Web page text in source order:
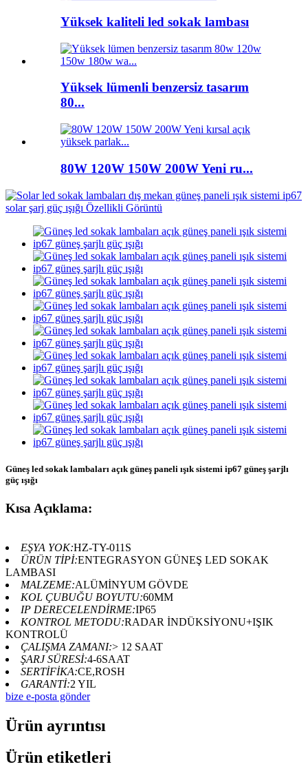
Yüksek kaliteli led sokak lambası
Yüksek lümenli benzersiz tasarım
80...
80W 120W 150W 200W Yeni ru...
Güneş led sokak lambaları açık güneş paneli ışık sistemi ip67 güneş şarjlı
güç ışığı
Kısa Açıklama:
EŞYA YOK:HZ-TY-011S
ÜRÜN TİPİ:ENTEGRASYON GÜNEŞ LED SOKAK
LAMBASI
MALZEME:ALÜMİNYUM GÖVDE
KOL ÇUBUĞU BOYUTU:60MM
IP DERECELENDİRME:IP65
KONTROL METODU:RADAR İNDÜKSİYONU+IŞIK
KONTROLÜ
ÇALIŞMA ZAMANI:> 12 SAAT
ŞARJ SÜRESİ:4-6SAAT
SERTİFİKA:CE,ROSH
GARANTİ:2 YIL
bize e-posta gönder
Ürün ayrıntısı
Ürün etiketleri